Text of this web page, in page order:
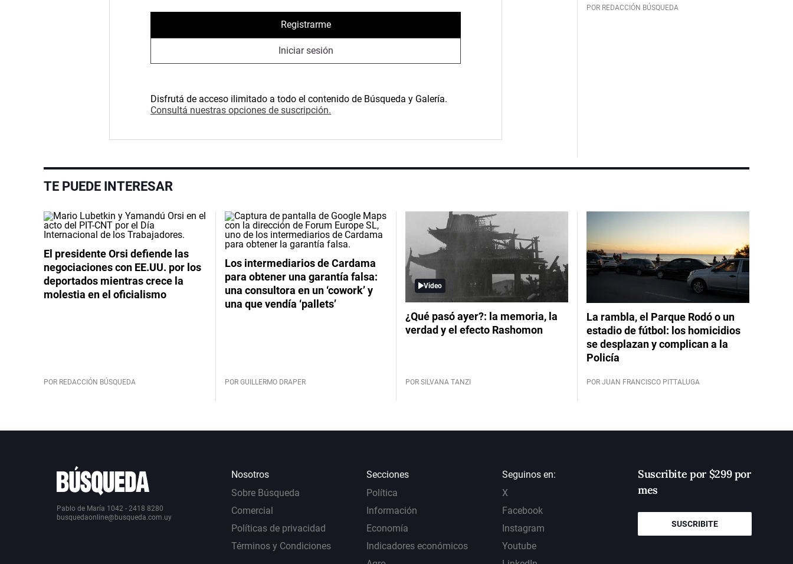
Registrarme
Iniciar sesión
Disfrutá de acceso ilimitado a todo el contenido de Búsqueda y Galería.
Consultá nuestras opciones de suscripción.
POR REDACCIÓN BÚSQUEDA
TE PUEDE INTERESAR
El presidente Orsi defiende las
negociaciones con EE.UU. por los
deportados mientras crece la
molestia en el oficialismo
POR REDACCIÓN BÚSQUEDA
Los intermediarios de Cardama
para obtener una garantía falsa:
una consultora en un ‘cowork’ y
una que vendía ‘pallets’
POR GUILLERMO DRAPER
Video
¿Qué pasó ayer?: la memoria, la
verdad y el efecto Rashomon
POR SILVANA TANZI
La rambla, el Parque Rodó o un
estadio de fútbol: los homicidios
se desplazan y complican a la
Policía
POR JUAN FRANCISCO PITTALUGA
Pablo de María 1042 - 2418 8280
busquedaonline@busqueda.com.uy
Nosotros
Sobre Búsqueda
Comercial
Políticas de privacidad
Términos y Condiciones
Secciones
Política
Información
Economía
Indicadores económicos
Seguinos en:
X
Facebook
Instagram
Youtube
Suscribite por $299 por
mes
SUSCRIBITE